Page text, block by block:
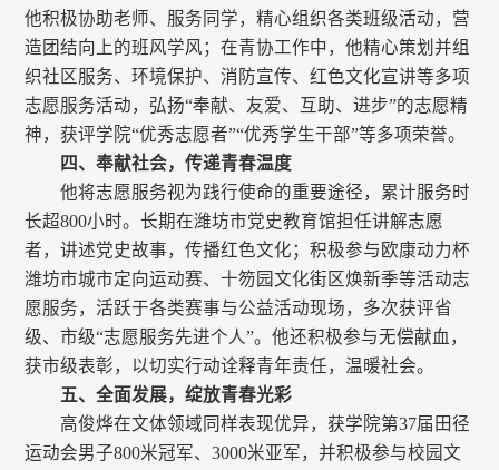
他积极协助老师、服务同学，精心组织各类班级活动，营
造团结向上的班风学风；在青协工作中，他精心策划并组
织社区服务、环境保护、消防宣传、红色文化宣讲等多项
志愿服务活动，弘扬“奉献、友爱、互助、进步”的志愿精
神，获评学院“优秀志愿者”“优秀学生干部”等多项荣誉。
四、奉献社会，传递青春温度
他将志愿服务视为践行使命的重要途径，累计服务时
长超800小时。长期在潍坊市党史教育馆担任讲解志愿
者，讲述党史故事，传播红色文化；积极参与欧康动力杯
潍坊市城市定向运动赛、十笏园文化街区焕新季等活动志
愿服务，活跃于各类赛事与公益活动现场，多次获评省
级、市级“志愿服务先进个人”。他还积极参与无偿献血，
获市级表彰，以切实行动诠释青年责任，温暖社会。
五、全面发展，绽放青春光彩
高俊烨在文体领域同样表现优异，获学院第37届田径
运动会男子800米冠军、3000米亚军，并积极参与校园文